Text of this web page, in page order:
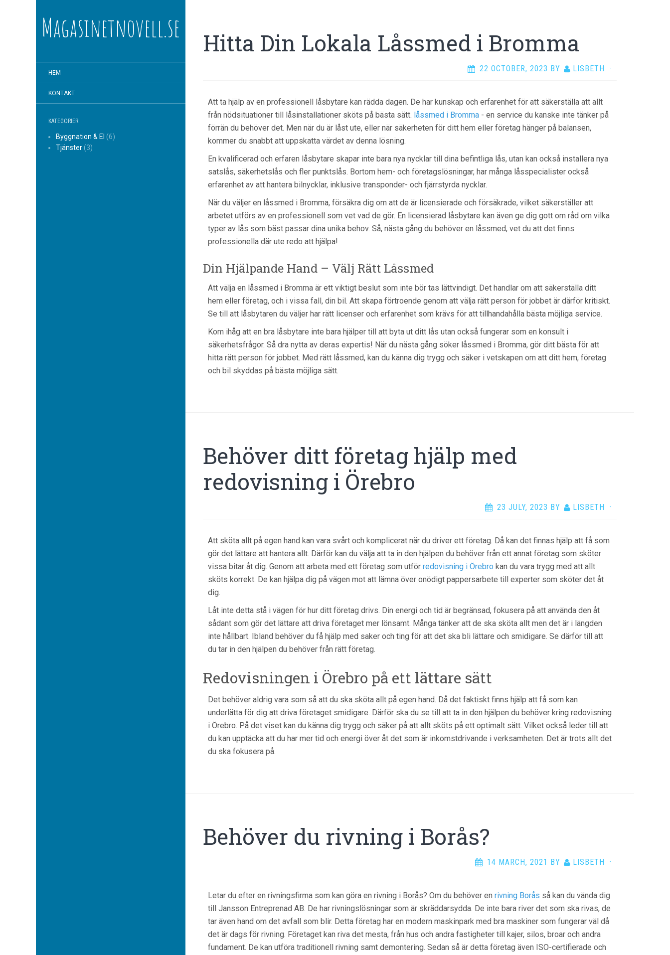
Magasinetnovell.se
HEM
KONTAKT
KATEGORIER
Byggnation & El (6)
Tjänster(3)
Hitta Din Lokala Låssmed i Bromma
22 OCTOBER, 2023 BY LISBETH ·
Att ta hjälp av en professionell låsbytare kan rädda dagen. De har kunskap och erfarenhet för att säkerställa att allt
från nödsituationer till låsinstallationer sköts på bästa sätt. låssmed i Bromma - en service du kanske inte tänker på
förrän du behöver det. Men när du är låst ute, eller när säkerheten för ditt hem eller företag hänger på balansen,
kommer du snabbt att uppskatta värdet av denna lösning.
En kvalificerad och erfaren låsbytare skapar inte bara nya nycklar till dina befintliga lås, utan kan också installera nya
satslås, säkerhetslås och fler punktslås. Bortom hem- och företagslösningar, har många låsspecialister också
erfarenhet av att hantera bilnycklar, inklusive transponder- och fjärrstyrda nycklar.
När du väljer en låssmed i Bromma, försäkra dig om att de är licensierade och försäkrade, vilket säkerställer att
arbetet utförs av en professionell som vet vad de gör. En licensierad låsbytare kan även ge dig gott om råd om vilka
typer av lås som bäst passar dina unika behov. Så, nästa gång du behöver en låssmed, vet du att det finns
professionella där ute redo att hjälpa!
Din Hjälpande Hand – Välj Rätt Låssmed
Att välja en låssmed i Bromma är ett viktigt beslut som inte bör tas lättvindigt. Det handlar om att säkerställa ditt
hem eller företag, och i vissa fall, din bil. Att skapa förtroende genom att välja rätt person för jobbet är därför kritiskt.
Se till att låsbytaren du väljer har rätt licenser och erfarenhet som krävs för att tillhandahålla bästa möjliga service.
Kom ihåg att en bra låsbytare inte bara hjälper till att byta ut ditt lås utan också fungerar som en konsult i
säkerhetsfrågor. Så dra nytta av deras expertis! När du nästa gång söker låssmed i Bromma, gör ditt bästa för att
hitta rätt person för jobbet. Med rätt låssmed, kan du känna dig trygg och säker i vetskapen om att ditt hem, företag
och bil skyddas på bästa möjliga sätt.
Behöver ditt företag hjälp med
redovisning i Örebro
23 JULY, 2023 BY LISBETH ·
Att sköta allt på egen hand kan vara svårt och komplicerat när du driver ett företag. Då kan det finnas hjälp att få som
gör det lättare att hantera allt. Därför kan du välja att ta in den hjälpen du behöver från ett annat företag som sköter
vissa bitar åt dig. Genom att arbeta med ett företag som utför redovisning i Örebro kan du vara trygg med att allt
sköts korrekt. De kan hjälpa dig på vägen mot att lämna över onödigt pappersarbete till experter som sköter det åt
dig.
Låt inte detta stå i vägen för hur ditt företag drivs. Din energi och tid är begränsad, fokusera på att använda den åt
sådant som gör det lättare att driva företaget mer lönsamt. Många tänker att de ska sköta allt men det är i längden
inte hållbart. Ibland behöver du få hjälp med saker och ting för att det ska bli lättare och smidigare. Se därför till att
du tar in den hjälpen du behöver från rätt företag.
Redovisningen i Örebro på ett lättare sätt
Det behöver aldrig vara som så att du ska sköta allt på egen hand. Då det faktiskt finns hjälp att få som kan
underlätta för dig att driva företaget smidigare. Därför ska du se till att ta in den hjälpen du behöver kring redovisning
i Örebro. På det viset kan du känna dig trygg och säker på att allt sköts på ett optimalt sätt. Vilket också leder till att
du kan upptäcka att du har mer tid och energi över åt det som är inkomstdrivande i verksamheten. Det är trots allt det
du ska fokusera på.
Behöver du rivning i Borås?
14 MARCH, 2021 BY LISBETH ·
Letar du efter en rivningsfirma som kan göra en rivning i Borås? Om du behöver en rivning Borås så kan du vända dig
till Jansson Entreprenad AB. De har rivningslösningar som är skräddarsydda. De inte bara river det som ska rivas, de
tar även hand om det avfall som blir. Detta företag har en modern maskinpark med bra maskiner som fungerar väl då
det är dags för rivning. Företaget kan riva det mesta, från hus och andra fastigheter till kajer, silos, broar och andra
fundament. De kan utföra traditionell rivning samt demontering. Sedan så är detta företag även ISO-certifierade och